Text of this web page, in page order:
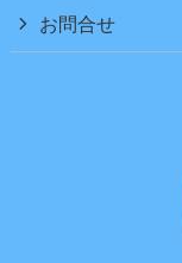
お問合せ